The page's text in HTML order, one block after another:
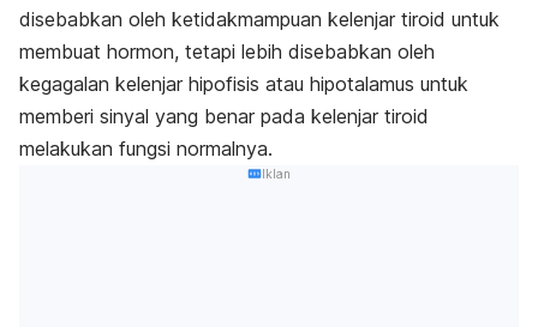
disebabkan oleh ketidakmampuan kelenjar tiroid untuk
membuat hormon, tetapi lebih disebabkan oleh
kegagalan kelenjar hipofisis atau hipotalamus untuk
memberi sinyal yang benar pada kelenjar tiroid
melakukan fungsi normalnya.
Iklan